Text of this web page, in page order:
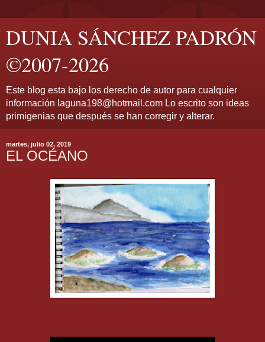
DUNIA SÁNCHEZ PADRÓN
©2007-2026
Este blog esta bajo los derecho de autor para cualquier
información laguna198@hotmail.com Lo escrito son ideas
primigenias que después se han corregir y alterar.
martes, julio 02, 2019
EL OCÉANO